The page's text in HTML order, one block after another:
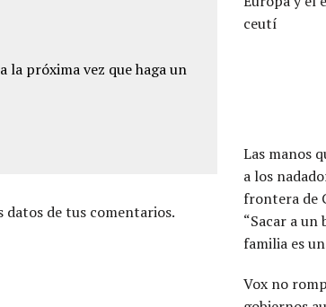
la próxima vez que haga un
datos de tus comentarios.
ceutí
Las manos
a los
frontera de
“Sacar a un
familia es
Vox no